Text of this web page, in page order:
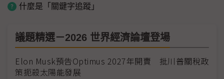
什麼是「關鍵字追蹤」
議題精選－2026 世界經濟論壇登場
Elon Musk預告Optimus 2027年開賣 批川普關稅政
策扼殺太陽能發展